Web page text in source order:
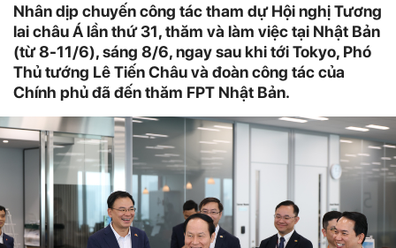
Nhân dịp chuyến công tác tham dự Hội nghị Tương
lai châu Á lần thứ 31, thăm và làm việc tại Nhật Bản
(từ 8-11/6), sáng 8/6, ngay sau khi tới Tokyo, Phó
Thủ tướng Lê Tiến Châu và đoàn công tác của
Chính phủ đã đến thăm FPT Nhật Bản.